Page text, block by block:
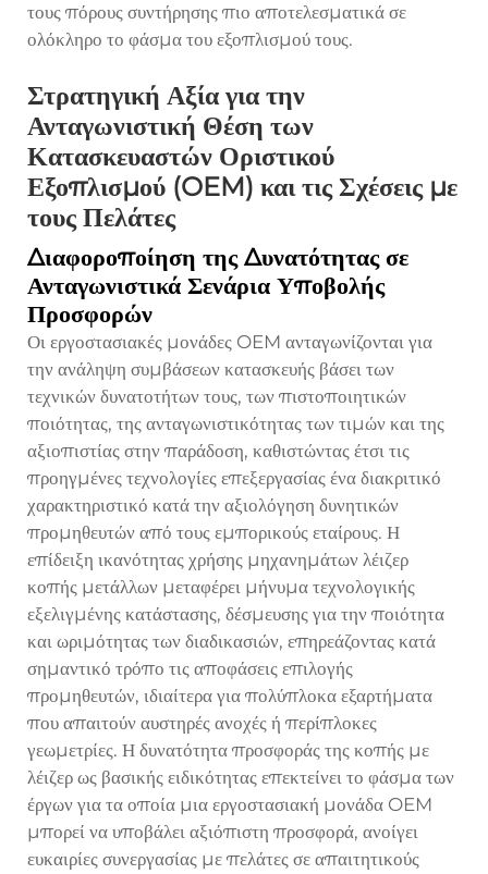
τους πόρους συντήρησης πιο αποτελεσματικά σε
ολόκληρο το φάσμα του εξοπλισμού τους.
Στρατηγική Αξία για την
Ανταγωνιστική Θέση των
Κατασκευαστών Οριστικού
Εξοπλισμού (OEM) και τις Σχέσεις με
τους Πελάτες
Διαφοροποίηση της Δυνατότητας σε
Ανταγωνιστικά Σενάρια Υποβολής
Προσφορών
Οι εργοστασιακές μονάδες OEM ανταγωνίζονται για
την ανάληψη συμβάσεων κατασκευής βάσει των
τεχνικών δυνατοτήτων τους, των πιστοποιητικών
ποιότητας, της ανταγωνιστικότητας των τιμών και της
αξιοπιστίας στην παράδοση, καθιστώντας έτσι τις
προηγμένες τεχνολογίες επεξεργασίας ένα διακριτικό
χαρακτηριστικό κατά την αξιολόγηση δυνητικών
προμηθευτών από τους εμπορικούς εταίρους. Η
επίδειξη ικανότητας χρήσης μηχανημάτων λέιζερ
κοπής μετάλλων μεταφέρει μήνυμα τεχνολογικής
εξελιγμένης κατάστασης, δέσμευσης για την ποιότητα
και ωριμότητας των διαδικασιών, επηρεάζοντας κατά
σημαντικό τρόπο τις αποφάσεις επιλογής
προμηθευτών, ιδιαίτερα για πολύπλοκα εξαρτήματα
που απαιτούν αυστηρές ανοχές ή περίπλοκες
γεωμετρίες. Η δυνατότητα προσφοράς της κοπής με
λέιζερ ως βασικής ειδικότητας επεκτείνει το φάσμα των
έργων για τα οποία μια εργοστασιακή μονάδα OEM
μπορεί να υποβάλει αξιόπιστη προσφορά, ανοίγει
ευκαιρίες συνεργασίας με πελάτες σε απαιτητικούς